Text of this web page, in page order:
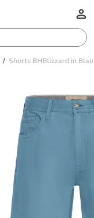
Shorts BHBlizzard in Blau